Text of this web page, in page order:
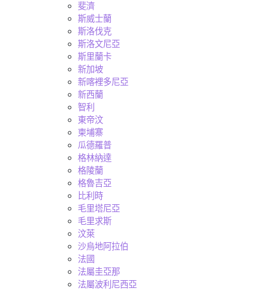
斐濟
斯威士蘭
斯洛伐克
斯洛文尼亞
斯里蘭卡
新加坡
新喀裡多尼亞
新西蘭
智利
東帝汶
柬埔寨
瓜德羅普
格林納達
格陵蘭
格魯吉亞
比利時
毛里塔尼亞
毛里求斯
汶萊
沙烏地阿拉伯
法國
法屬圭亞那
法屬波利尼西亞